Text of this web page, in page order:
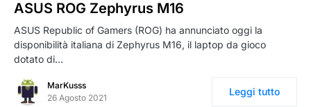
ASUS ROG Zephyrus M16
ASUS Republic of Gamers (ROG) ha annunciato oggi la
disponibilità italiana di Zephyrus M16, il laptop da gioco
dotato di…
MarKusss
26 Agosto 2021
Leggi tutto